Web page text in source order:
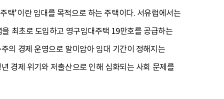
택’이란 임대를 목적으로 하는 주택이다. 서유럽에서는
최초로 도입하고 영구임대주택 19만호를 공급하는
의 경제 운영으로 말미암아 임대 기간이 정해지는
경제 위기와 저출산으로 인해 심화되는 사회 문제를